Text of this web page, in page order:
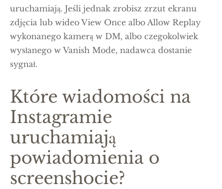
uruchamiają. Jeśli jednak zrobisz zrzut ekranu
zdjęcia lub wideo View Once albo Allow Replay
wykonanego kamerą w DM, albo czegokolwiek
wysłanego w Vanish Mode, nadawca dostanie
sygnał.
Które wiadomości na
Instagramie
uruchamiają
powiadomienia o
screenshocie?